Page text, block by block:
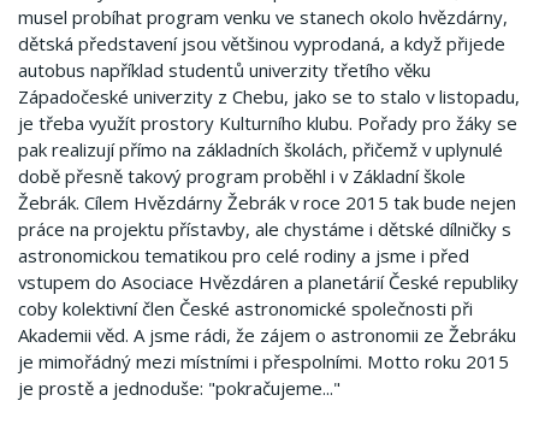
musel probíhat program venku ve stanech okolo hvězdárny,
dětská představení jsou většinou vyprodaná, a když přijede
autobus například studentů univerzity třetího věku
Západočeské univerzity z Chebu, jako se to stalo v listopadu,
je třeba využít prostory Kulturního klubu. Pořady pro žáky se
pak realizují přímo na základních školách, přičemž v uplynulé
době přesně takový program proběhl i v Základní škole
Žebrák. Cílem Hvězdárny Žebrák v roce 2015 tak bude nejen
práce na projektu přístavby, ale chystáme i dětské dílničky s
astronomickou tematikou pro celé rodiny a jsme i před
vstupem do Asociace Hvězdáren a planetárií České republiky
coby kolektivní člen České astronomické společnosti při
Akademii věd. A jsme rádi, že zájem o astronomii ze Žebráku
je mimořádný mezi místními i přespolními. Motto roku 2015
je prostě a jednoduše: "pokračujeme..."